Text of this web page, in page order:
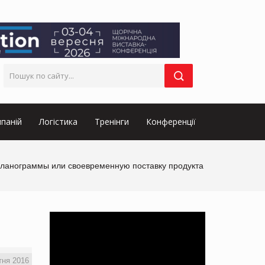
Логістика Тренінги Конференції
или своевременную поставку продукта
2016